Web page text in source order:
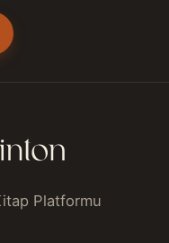
Platformu